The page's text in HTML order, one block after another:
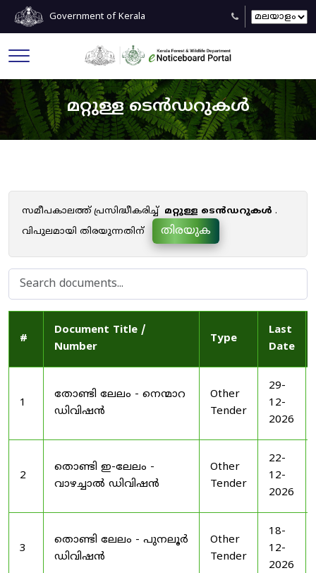
Government of Kerala
മറ്റുള്ള ടെൻഡറുകൾ
സമീപകാലത്ത് പ്രസിദ്ധീകരിച്ച് മറ്റുള്ള ടെൻഡറുകൾ .
വിപുലമായി തിരയുന്നതിന്
തിരയുക
#
Document Title /
Number
Type
Last
Date
1
തോണ്ടി ലേലം - നെന്മാറ
ഡിവിഷൻ
Other
Tender
29-
12-
2026
2
തൊണ്ടി ഇ-ലേലം -
വാഴച്ചാൽ ഡിവിഷൻ
Other
Tender
22-
12-
2026
3
തൊണ്ടി ലേലം - പുനലൂർ
ഡിവിഷൻ
Other
Tender
18-
12-
2026